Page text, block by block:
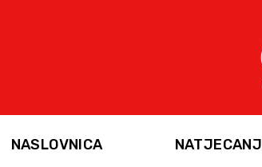
NASLOVNICA